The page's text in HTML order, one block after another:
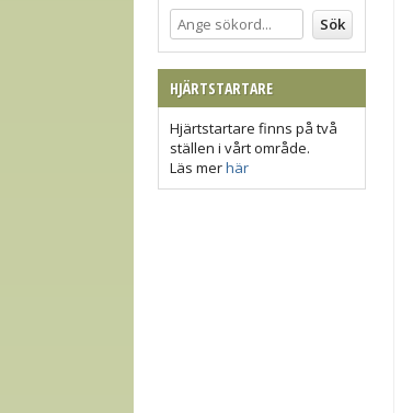
HJÄRTSTARTARE
Hjärtstartare finns på två
ställen i vårt område.
Läs merhär